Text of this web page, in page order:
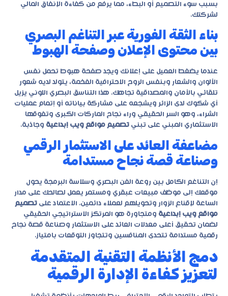
بسبب سوء التصميم أو البطء، مما يرفع من كفاءة الإنفاق المالي
لشركتك.
بناء الثقة الفورية عبر التناغم البصري
بين محتوى الإعلان وصفحة الهبوط
عندما يضغط العميل على إعلانك ويجد صفحة هبوط تحمل نفس
الألوان والشعار وبنفس الروح الاحترافية الفخمة، يتولد لديه شعور
تلقائي بالأمان والمصداقية تجاهك. هذا التناسق البصري اللوني يزيل
أي شكوك لدى الزائر ويشجعه على مشاركة بياناته أو إتمام عمليات
الشراء، وهو السر الحقيقي وراء نجاح الماركات الكبرى وتفوقها
الاستثماري المبني على تبني تصميم مواقع ويب إبداعية وجاذبة.
مضاعفة العائد على الاستثمار الرقمي
وصناعة قصة نجاح مستدامة
إن التناغم الكامل بين روعة الفن البصري وسلاسة البرمجة يحول
موقعك إلى موظف مبيعات عبقري ومستمر يعمل لصالحك على مدار
الساعة لإقناع الزوار وتحويلهم لعملاء دائمين. الاعتماد على تصميم
مواقع ويب إبداعية ومتجاورة هو المرتكز الاستراتيجي الحقيقي
لضمان تحقيق أعلى معدلات العائد على الاستثمار وصناعة قصة نجاح
رقمية مستدامة تتحدى المنافسين وتتجاوز التوقعات بامتياز.
دمج الأنظمة التقنية المتقدمة
لتعزيز كفاءة الإدارة الرقمية